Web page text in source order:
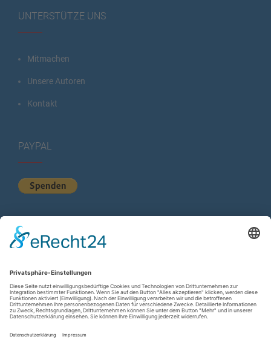
UNTERSTÜTZE UNS
Mitmachen
Unsere Autoren
Kontakt
PAYPAL
KURZSTATISTIK
Total Views:614.799
Besucher gesamt:225.022
Gesamt Beiträge: